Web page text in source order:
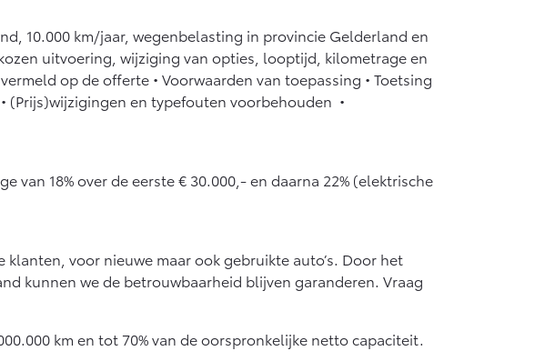
10.000 km/jaar, wegenbelasting in provincie Gelderland en
uitvoering, wijziging van opties, looptijd, kilometrage en
op de offerte • Voorwaarden van toepassing • Toetsing
(Prijs)wijzigingen en typefouten voorbehouden •
18% over de eerste € 30.000,- en daarna 22% (elektrische
voor nieuwe maar ook gebruikte auto’s. Door het
kunnen we de betrouwbaarheid blijven garanderen. Vraag
km en tot 70% van de oorspronkelijke netto capaciteit.